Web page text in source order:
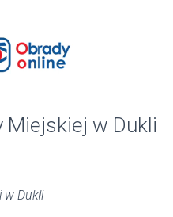
Miejskiej w Dukli
w Dukli